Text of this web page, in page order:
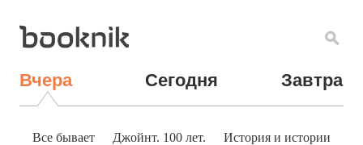
Вчера Сегодня Завтра
Все бывает Джойнт. 100 лет.
История и истории